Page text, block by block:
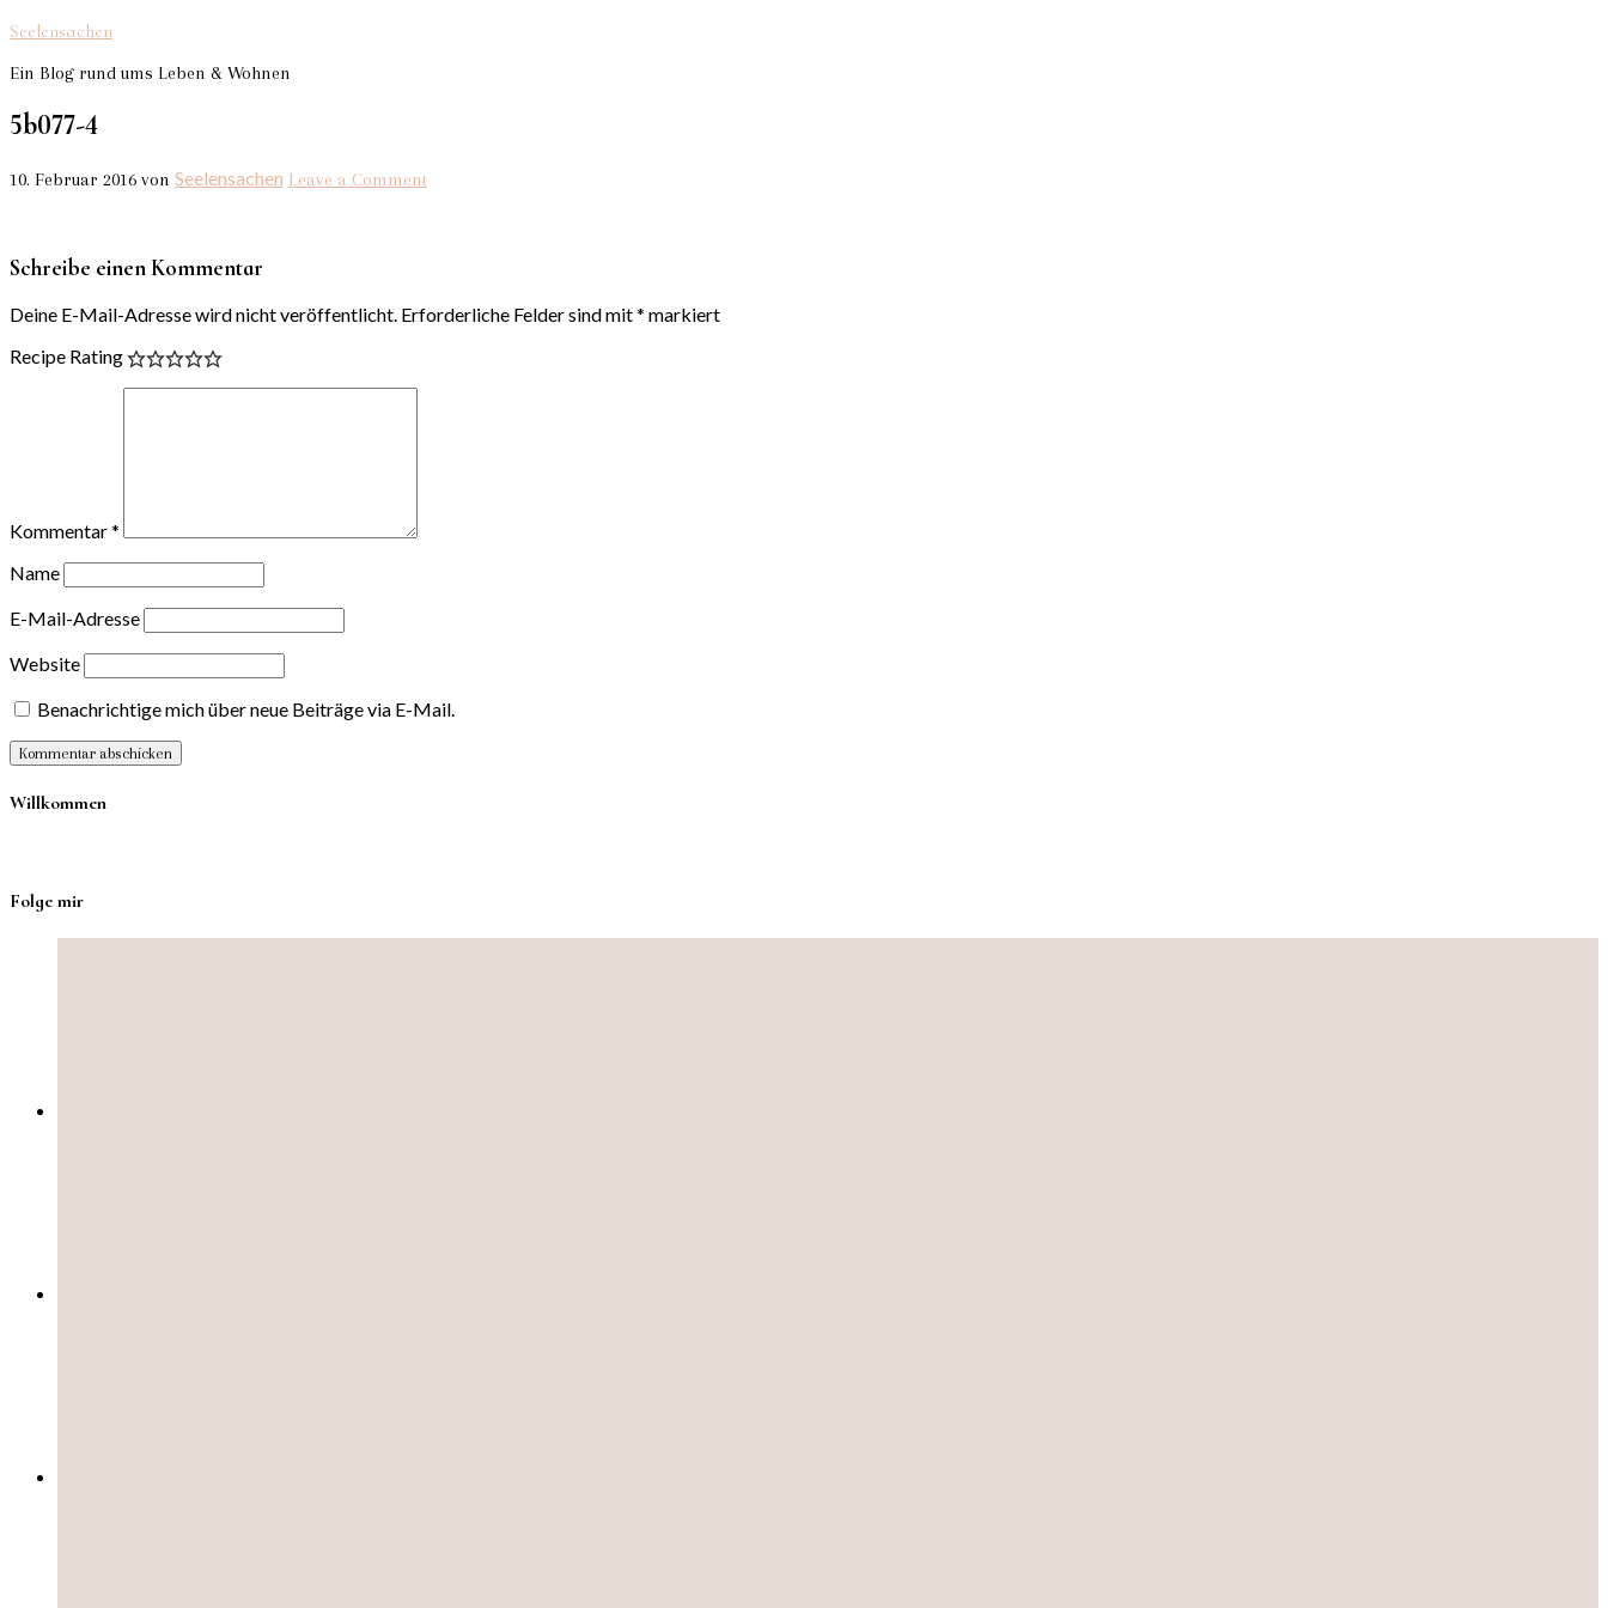
Seelensachen
Ein Blog rund ums Leben & Wohnen
5b077-4
10. Februar 2016 von Seelensachen Leave a Comment
Schreibe einen Kommentar
Deine E-Mail-Adresse wird nicht veröffentlicht. Erforderliche Felder sind mit* markiert
Recipe Rating
Kommentar*
Name
E-Mail-Adresse
Website
Benachrichtige mich über neue Beiträge via E-Mail.
Willkommen
Folge mir